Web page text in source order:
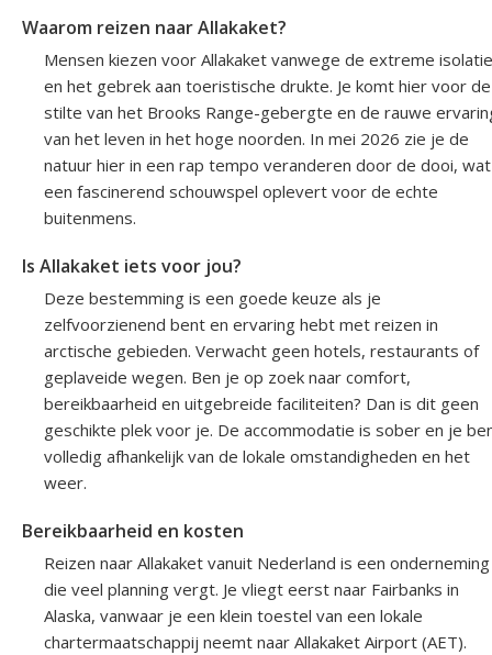
Waarom reizen naar Allakaket?
Mensen kiezen voor Allakaket vanwege de extreme isolatie
en het gebrek aan toeristische drukte. Je komt hier voor de
stilte van het Brooks Range-gebergte en de rauwe
van het leven in het hoge noorden. In mei 2026 zie je de
natuur hier in een rap tempo veranderen door de dooi, wat
een fascinerend schouwspel oplevert voor de echte
buitenmens.
Is Allakaket iets voor jou?
Deze bestemming is een goede keuze als je
zelfvoorzienend bent en ervaring hebt met reizen in
arctische gebieden. Verwacht geen hotels, restaurants of
geplaveide wegen. Ben je op zoek naar comfort,
bereikbaarheid en uitgebreide faciliteiten? Dan is dit geen
geschikte plek voor je. De accommodatie is sober en je
volledig afhankelijk van de lokale omstandigheden en het
weer.
Bereikbaarheid en kosten
Reizen naar Allakaket vanuit Nederland is een onderneming
die veel planning vergt. Je vliegt eerst naar Fairbanks in
Alaska, vanwaar je een klein toestel van een lokale
chartermaatschappij neemt naar Allakaket Airport (AET).